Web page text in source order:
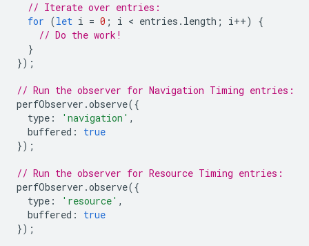
// Iterate over entries:
for (let i = 0 ; i < entries . length ; i++)
{
// Do the work!
}
});
// Run the observer for Navigation Timing entries:
perfObserver .observe({
type : 'navigation' ,
buffered :
true
});
// Run the observer for Resource Timing entries:
perfObserver .observe({
type : 'resource' ,
buffered :
true
});